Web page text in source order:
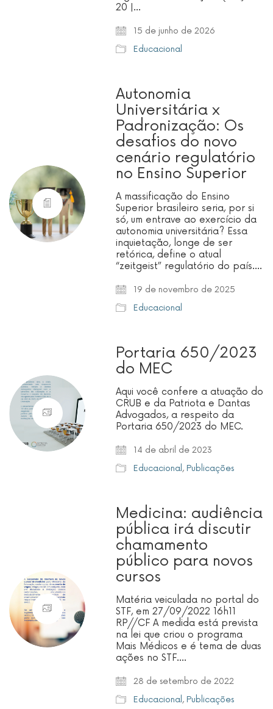
20 |…
15 de junho de 2026
Educacional
Autonomia
Universitária x
Padronização: Os
desafios do novo
cenário regulatório
no Ensino Superior
A massificação do Ensino
Superior brasileiro seria, por si
só, um entrave ao exercício da
autonomia universitária? Essa
inquietação, longe de ser
retórica, define o atual
“zeitgeist” regulatório do país.…
19 de novembro de 2025
Educacional
Portaria 650/2023
do MEC
Aqui você confere a atuação do
CRUB e da Patriota e Dantas
Advogados, a respeito da
Portaria 650/2023 do MEC.
14 de abril de 2023
Educacional ,Publicações
Medicina: audiência
pública irá discutir
chamamento
público para novos
cursos
Matéria veiculada no portal do
STF, em 27/09/2022 16h11
RP//CF A medida está prevista
na lei que criou o programa
Mais Médicos e é tema de duas
ações no STF.…
28 de setembro de 2022
Educacional ,Publicações